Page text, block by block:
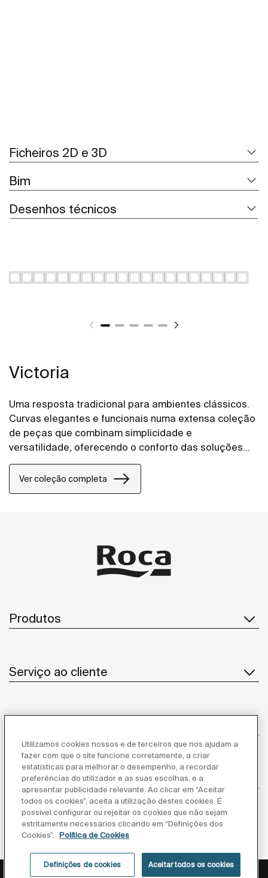
Ficheiros 2D e 3D
Bim
Desenhos técnicos
Victoria
Uma resposta tradicional para ambientes clássicos.
Curvas elegantes e funcionais numa extensa coleção
de peças que combinam simplicidade e
versatilidade, oferecendo o conforto das soluções
mais experientes.
Ver coleção completa
Produtos
Serviço ao cliente
Inspiração
Siga-nos
Política de privacidade
Utilizamos cookies nossos e de terceiros que nos ajudam a
fazer com que o site funcione corretamente, a criar
estatísticas para melhorar o desempenho, a recordar
preferências do utilizador e as suas escolhas, e a
apresentar publicidade relevante. Ao clicar em “Aceitar
todos os cookies”, aceita a utilização destes cookies. É
possível configurar ou rejeitar os cookies que não sejam
estritamente necessários clicando em “Definições dos
Cookies”.
Política de Cookies
Definições de cookies Aceitar todos os cookies